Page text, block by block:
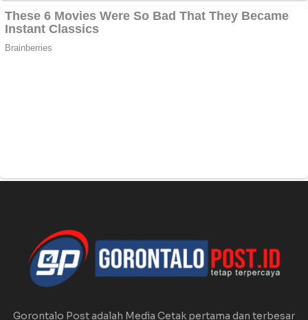
Gorontalo Post adalah Media Cetak pertama dan terbesar